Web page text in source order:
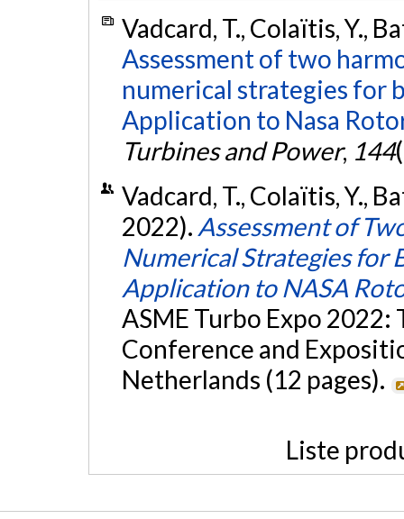
Vadcard, T., Colaïtis, Y.,
Assessment of two
numerical strategies for
Application to Nasa
Turbines and Power, 144
Vadcard, T., Colaïtis, Y.,
2022). Assessment of
Numerical Strategies for
Application to NASA
ASME Turbo Expo
Conference and
Netherlands (12 pages).
Liste